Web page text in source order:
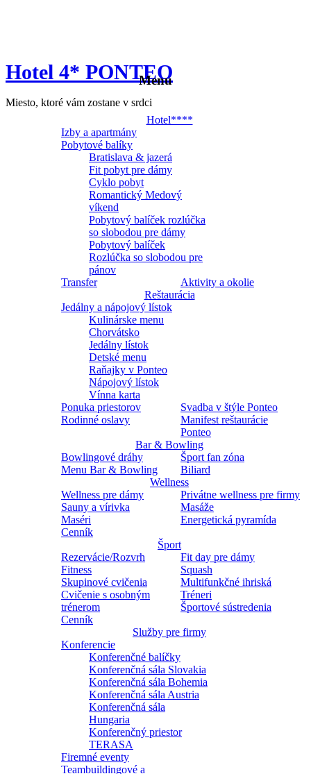
Hotel 4* PONTEO
Miesto, ktoré vám zostane v srdci
Menu
Hotel****
Izby a apartmány
Pobytové balíky
Bratislava & jazerá
Fit pobyt pre dámy
Cyklo pobyt
Romantický Medový
víkend
Pobytový balíček rozlúčka
so slobodou pre dámy
Pobytový balíček
Rozlúčka so slobodou pre
pánov
Transfer
Aktivity a okolie
Reštaurácia
Jedálny a nápojový lístok
Kulinárske menu
Chorvátsko
Jedálny lístok
Detské menu
Raňajky v Ponteo
Nápojový lístok
Vínna karta
Ponuka priestorov
Svadba v štýle Ponteo
Rodinné oslavy
Manifest reštaurácie
Ponteo
Bar & Bowling
Bowlingové dráhy
Šport fan zóna
Menu Bar & Bowling
Biliard
Wellness
Wellness pre dámy
Privátne wellness pre firmy
Sauny a vírivka
Masáže
Maséri
Energetická pyramída
Cenník
Šport
Rezervácie/Rozvrh
Fit day pre dámy
Fitness
Squash
Skupinové cvičenia
Multifunkčné ihriská
Cvičenie s osobným
trénerom
Tréneri
Športové sústredenia
Cenník
Služby pre firmy
Konferencie
Konferenčné balíčky
Konferenčná sála Slovakia
Konferenčná sála Bohemia
Konferenčná sála Austria
Konferenčná sála
Hungaria
Konferenčný priestor
TERASA
Firemné eventy
Teambuildingové a